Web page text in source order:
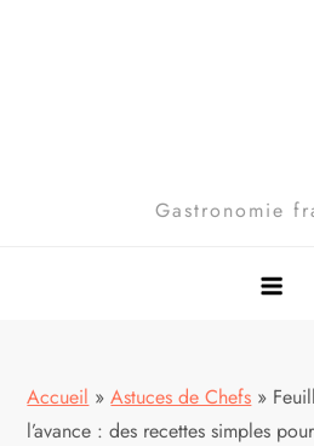
Gastronomie
Accueil » Astuces de Chefs »
l’avance : des recettes simples